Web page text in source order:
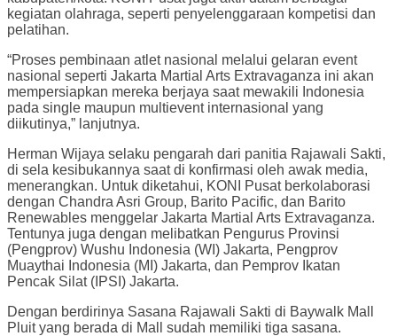
kegiatan olahraga, seperti penyelenggaraan kompetisi dan
pelatihan.
“Proses pembinaan atlet nasional melalui gelaran event
nasional seperti Jakarta Martial Arts Extravaganza ini akan
mempersiapkan mereka berjaya saat mewakili Indonesia
pada single maupun multievent internasional yang
diikutinya,” lanjutnya.
Herman Wijaya selaku pengarah dari panitia Rajawali Sakti,
di sela kesibukannya saat di konfirmasi oleh awak media,
menerangkan. Untuk diketahui, KONI Pusat berkolaborasi
dengan Chandra Asri Group, Barito Pacific, dan Barito
Renewables menggelar Jakarta Martial Arts Extravaganza.
Tentunya juga dengan melibatkan Pengurus Provinsi
(Pengprov) Wushu Indonesia (WI) Jakarta, Pengprov
Muaythai Indonesia (MI) Jakarta, dan Pemprov Ikatan
Pencak Silat (IPSI) Jakarta.
Dengan berdirinya Sasana Rajawali Sakti di Baywalk Mall
Pluit yang berada di Mall sudah memiliki tiga sasana.